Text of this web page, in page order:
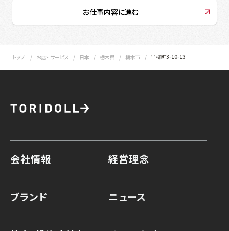
お仕事内容に進む
トップ お店・ サービス 日本 栃木県 栃木市 平柳町3-10-13
会社情報 経営理念
ブランド ニュース